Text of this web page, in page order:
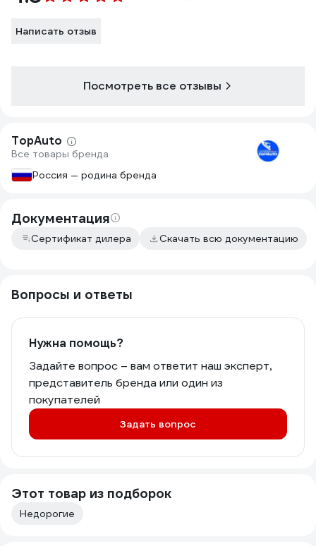
Написать отзыв
Посмотреть все отзывы
TopAuto
Все товары бренда
Россия — родина бренда
Документация
Сертификат дилера Скачать всю документацию
Вопросы и ответы
Нужна помощь?
Задайте вопрос – вам ответит наш эксперт,
представитель бренда или один из
покупателей
Задать вопрос
Этот товар из подборок
Недорогие